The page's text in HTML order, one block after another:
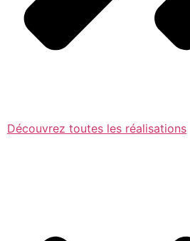
Découvrez toutes les réalisations